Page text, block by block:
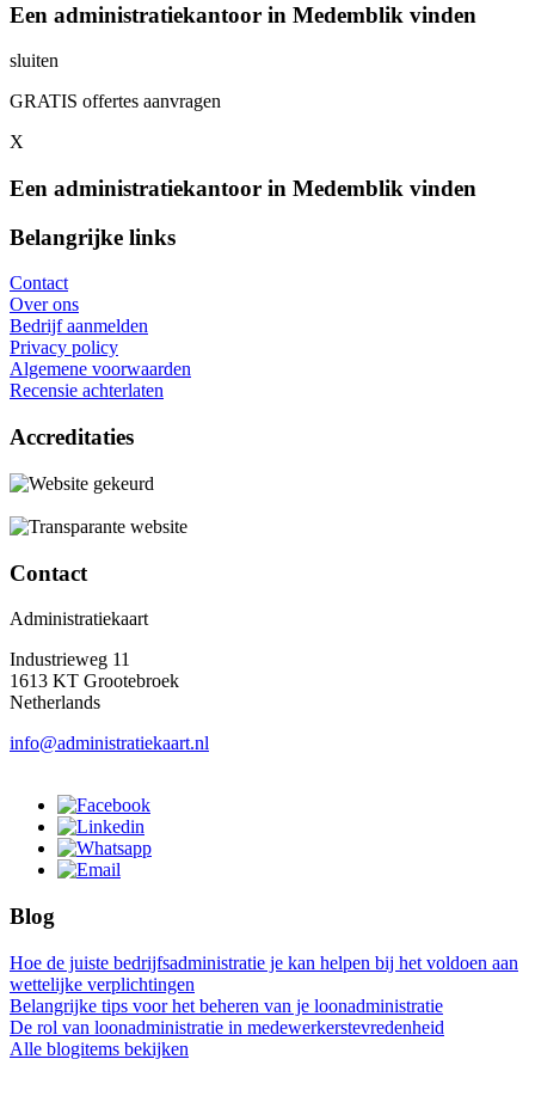
Een administratiekantoor in Medemblik vinden
sluiten
GRATIS offertes aanvragen
X
Een administratiekantoor in Medemblik vinden
Belangrijke links
Contact
Over ons
Bedrijf aanmelden
Privacy policy
Algemene voorwaarden
Recensie achterlaten
Accreditaties
Contact
Administratiekaart
Industrieweg 11
1613 KT Grootebroek
Netherlands
info@administratiekaart.nl
Blog
Hoe de juiste bedrijfsadministratie je kan helpen bij het voldoen aan
wettelijke verplichtingen
Belangrijke tips voor het beheren van je loonadministratie
De rol van loonadministratie in medewerkerstevredenheid
Alle blogitems bekijken